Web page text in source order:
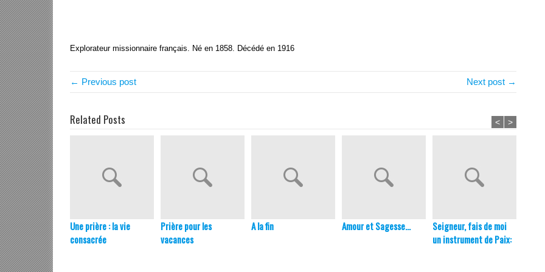
Explorateur missionnaire français. Né en 1858. Décédé en 1916
← Previous post Next post →
Related Posts
Une prière : la vie
consacrée
Prière pour les
vacances
A la fin Amour et Sagesse…
Seigneur, fais de moi
un instrument de Paix:
< >